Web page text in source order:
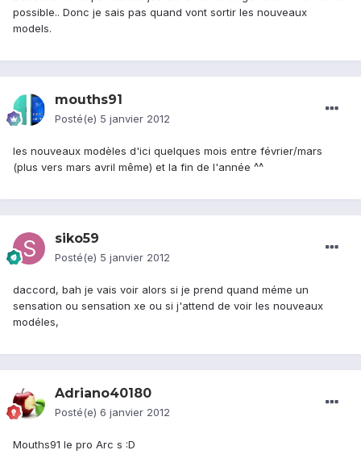
possible.. Donc je sais pas quand vont sortir les nouveaux
models.
mouths91
Posté(e) 5 janvier 2012
les nouveaux modèles d'ici quelques mois entre février/mars
(plus vers mars avril même) et la fin de l'année ^^
siko59
Posté(e) 5 janvier 2012
daccord, bah je vais voir alors si je prend quand méme un
sensation ou sensation xe ou si j'attend de voir les nouveaux
modéles,
Adriano40180
Posté(e) 6 janvier 2012
Mouths91 le pro Arc s :D